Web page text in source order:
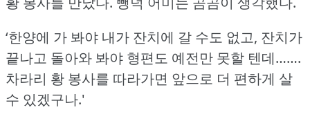
‘한양에 가 봐야 내가 잔치에 갈 수도 없고, 잔치가
끝나고 돌아와 봐야 형편도 예전만 못할 텐데…….
차라리 황 봉사를 따라가면 앞으로 더 편하게 살
수 있겠구나.'